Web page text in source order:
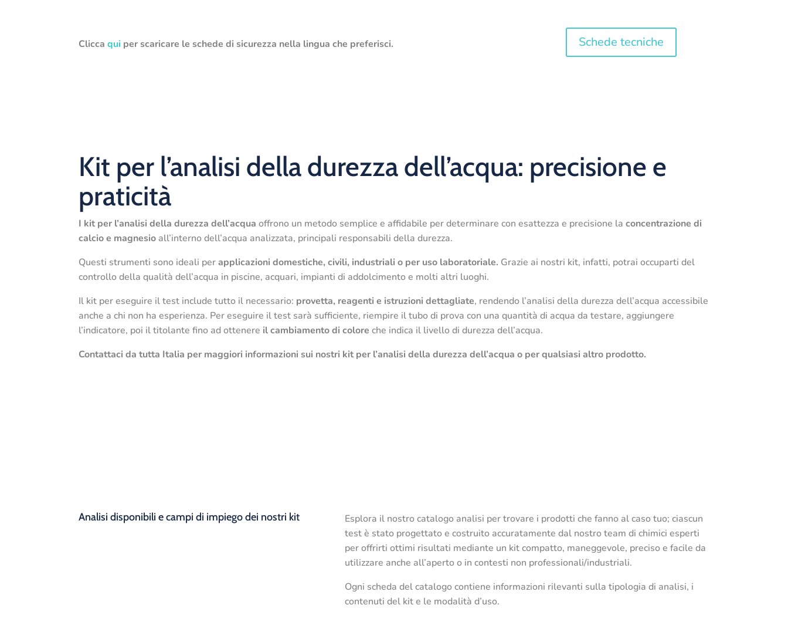
Cliccaqui per scaricare le schede di sicurezza nella lingua che preferisci. Schede tecniche
Kit per l’analisi della durezza dell’acqua: precisione e
praticità
I kit per l’analisi della durezza dell’acqua offrono un metodo semplice e affidabile per determinare con esattezza e precisione laconcentrazione di
calcio e magnesio all’interno dell’acqua analizzata, principali responsabili della durezza.
Questi strumenti sono ideali perapplicazioni domestiche, civili, industriali o per uso laboratoriale. Grazie ai nostri kit, infatti, potrai occuparti del
controllo della qualità dell’acqua in piscine, acquari, impianti di addolcimento e molti altri luoghi.
Il kit per eseguire il test include tutto il necessario: provetta, reagenti e istruzioni dettagliate, rendendo l’analisi della durezza dell’acqua accessibile
anche a chi non ha esperienza. Per eseguire il test sarà sufficiente, riempire il tubo di prova con una quantità di acqua da testare, aggiungere
l’indicatore, poi il titolante fino ad ottenere il cambiamento di colore che indica il livello di durezza dell’acqua.
Contattaci da tutta Italia per maggiori informazioni sui nostri kit per l’analisi della durezza dell’acqua o per qualsiasi altro prodotto.
Analisi disponibili e campi di impiego dei nostri kit
Esplora il nostro catalogo analisi per trovare i prodotti che fanno al caso tuo; ciascun
test è stato progettato e costruito accuratamente dal nostro team di chimici esperti
per offrirti ottimi risultati mediante un kit compatto, maneggevole, preciso e facile da
utilizzare anche all’aperto o in contesti non professionali/industriali.
Ogni scheda del catalogo contiene informazioni rilevanti sulla tipologia di analisi, i
contenuti del kit e le modalità d’uso.